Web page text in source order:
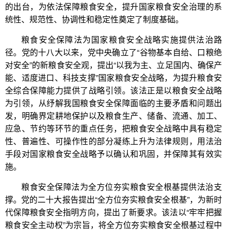
的出台，为依法保障粮食安全，提升国家粮食安全治理的系
统性、规范性、协调性和稳定性奠定了制度基础。
粮食安全保障法为国家粮食安全战略实施提供法治路
径。党的十八大以来，党中央确立了“谷物基本自给、口粮绝
对安全”的新粮食安全观，提出“以我为主、立足国内、确保产
能、适度进口、科技支撑”国家粮食安全战略，为提升粮食安
全综合保障能力提供了战略引领。该法正是以粮食安全战略
为引领，从纾解我国粮食安全保障面临的主要矛盾和问题出
发，明确界定耕地保护以及粮食生产、储备、流通、加工、
应急、节约等环节的重点任务，把粮食安全战略中具有稳定
性、普遍性、可操作性的部分凝练上升为法律规则，用法治
手段对国家粮食安全战略予以确认和巩固，并保障其有效实
施。
粮食安全保障法为全方位夯实粮食安全根基提供法治支
撑。党的二十大报告提出“全方位夯实粮食安全根基”，为新时
代保障粮食安全指明方向，提出了新要求。该法以“牢牢把握
粮食安全主动权”为宗旨，将全方位夯实粮食安全根基过程中